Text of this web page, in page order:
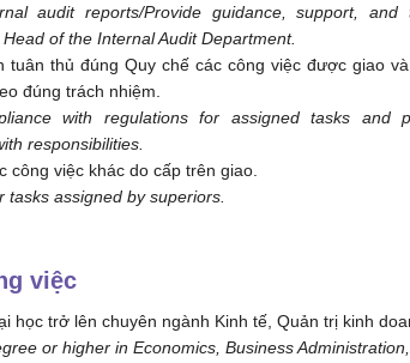
audit reports/Provide guidance, support,
of the Internal Audit Department.
tuân thủ đúng Quy chế các công việc được giao
đúng trách nhiệm.
with regulations for assigned tasks and
responsibilities.
công việc khác do cấp trên giao.
tasks assigned by superiors.
việc
học trở lên chuyên ngành Kinh tế, Quản trị kinh
or higher in Economics, Business